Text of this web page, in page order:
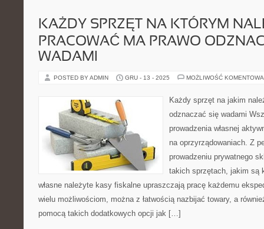
KAŻDY SPRZĘT NA KTÓRYM
PRACOWAĆ MA PRAWO
WADAMI
POSTED BY ADMIN GRU - 13 - 2025 MOŻLIWOŚĆ
Każdy sprzęt na jakim
odznaczać się wadami
prowadzenia własnej
na oprzyrządowaniach. Z
prowadzeniu prywatnego
takich sprzętach, jakim są
własne należyte kasy fiskalne upraszczają pracę każdemu
wielu możliwościom, można z łatwością nazbijać towary, a
pomocą takich dodatkowych opcji jak […]